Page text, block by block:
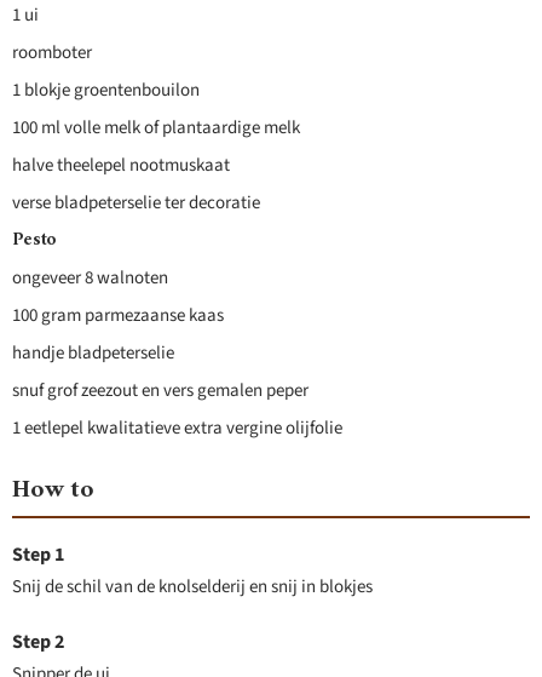
1 ui
roomboter
1 blokje groentenbouilon
100 ml volle melk of plantaardige melk
halve theelepel nootmuskaat
verse bladpeterselie ter decoratie
Pesto
ongeveer 8 walnoten
100 gram parmezaanse kaas
handje bladpeterselie
snuf grof zeezout en vers gemalen peper
1 eetlepel kwalitatieve extra vergine olijfolie
How to
Snij de schil van de knolselderij en snij in blokjes